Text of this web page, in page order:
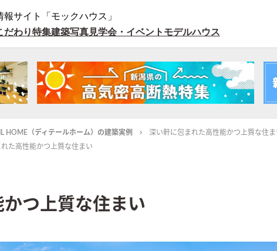
サイト「モックハウス」
だわり特集建築写真見学会・イベント モデルハウス
HOME（ディテールホーム）の建築実例
深い軒に包まれた高性能かつ上質な住ま
た高性能かつ上質な住まい
つ上質な住まい